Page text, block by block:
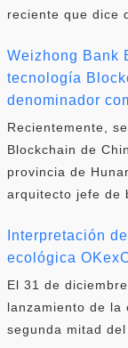
reciente que dice
Weizhong Bank
tecnología
denominador
Recientemente,
Blockchain de
provincia de
arquitecto jefe de
Interpretación
ecológica
El 31 de
lanzamiento de la
segunda mitad